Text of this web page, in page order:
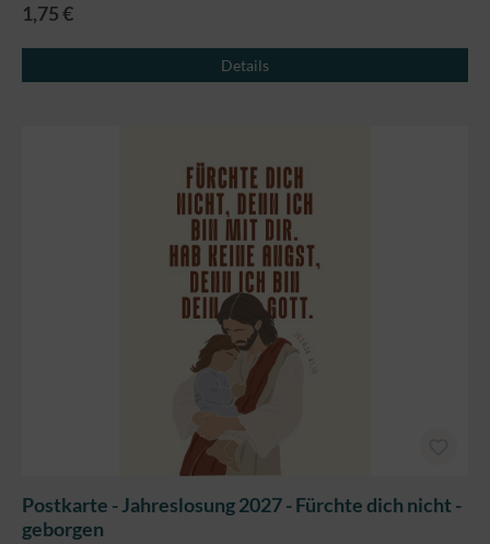
1,75 €
Details
Postkarte - Jahreslosung 2027 - Fürchte dich nicht -
geborgen